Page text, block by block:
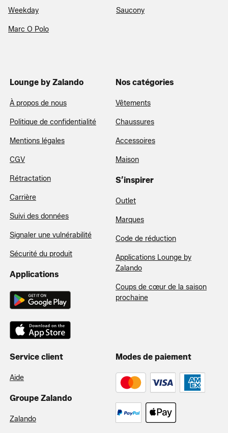
Weekday Saucony
Marc O Polo
Lounge by Zalando
À propos de nous
Politique de confidentialité
Mentions légales
CGV
Rétractation
Carrière
Suivi des données
Signaler une vulnérabilité
Sécurité du produit
Applications
Nos catégories
Vêtements
Chaussures
Accessoires
Maison
S’inspirer
Outlet
Marques
Code de réduction
Applications Lounge by
Zalando
Coups de cœur de la saison
prochaine
Service client
Aide
Groupe Zalando
Zalando
Modes de paiement